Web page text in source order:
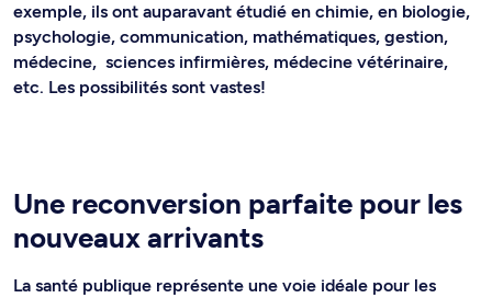
exemple, ils ont auparavant étudié en chimie, en biologie,
psychologie, communication, mathématiques, gestion,
médecine, sciences infirmières, médecine vétérinaire,
etc. Les possibilités sont vastes!
Une reconversion parfaite pour les
nouveaux arrivants
La santé publique représente une voie idéale pour les